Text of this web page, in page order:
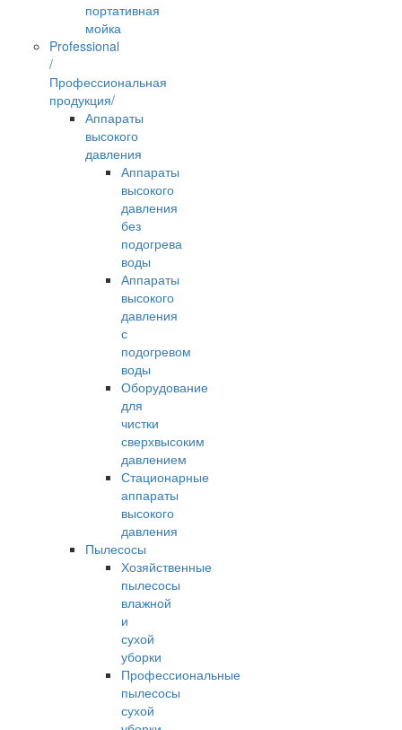
портативная
мойка
Professional
/
Профессиональная
продукция/
Аппараты
высокого
давления
Аппараты
высокого
давления
без
подогрева
воды
Аппараты
высокого
давления
с
подогревом
воды
Оборудование
для
чистки
сверхвысоким
давлением
Стационарные
аппараты
высокого
давления
Пылесосы
Хозяйственные
пылесосы
влажной
и
сухой
уборки
Профессиональные
пылесосы
сухой